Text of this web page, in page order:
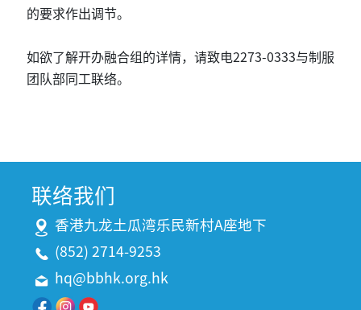
的要求作出调节。
如欲了解开办融合组的详情，请致电2273-0333与制服
团队部同工联络。
联络我们
香港九龙土瓜湾乐民新村A座地下
(852) 2714-9253
hq@bbhk.org.hk